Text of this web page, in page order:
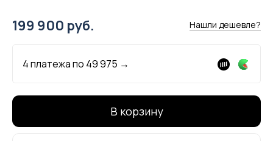
199 900 руб. Нашли дешевле?
4 платежа по 49 975 →
В корзину